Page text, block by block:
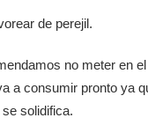
de perejil.
no meter en
a consumir pronto ya
solidifica.